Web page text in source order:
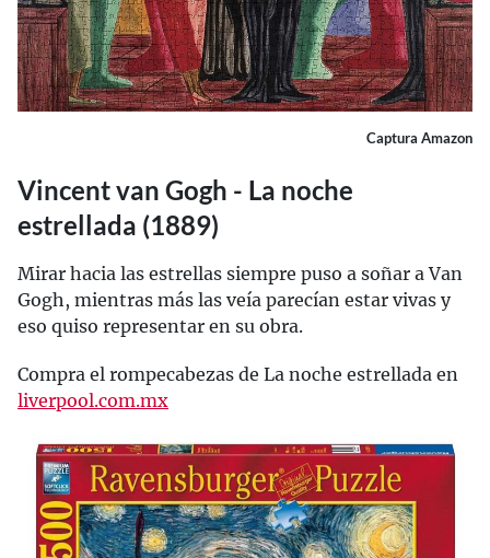
Captura Amazon
Vincent van Gogh - La noche
estrellada (1889)
Mirar hacia las estrellas siempre puso a soñar a Van
Gogh, mientras más las veía parecían estar vivas y
eso quiso representar en su obra.
Compra el rompecabezas de La noche estrellada en
liverpool.com.mx